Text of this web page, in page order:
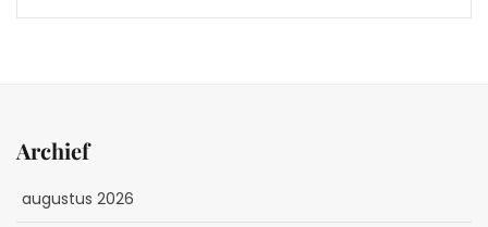
Archief
augustus 2026